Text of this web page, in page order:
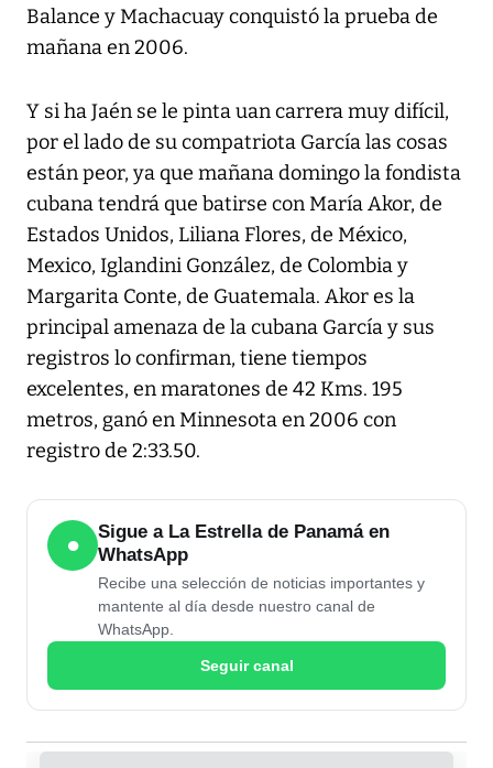
Balance y Machacuay conquistó la prueba de
mañana en 2006.
Y si ha Jaén se le pinta uan carrera muy difícil,
por el lado de su compatriota García las cosas
están peor, ya que mañana domingo la fondista
cubana tendrá que batirse con María Akor, de
Estados Unidos, Liliana Flores, de México,
Mexico, Iglandini González, de Colombia y
Margarita Conte, de Guatemala. Akor es la
principal amenaza de la cubana García y sus
registros lo confirman, tiene tiempos
excelentes, en maratones de 42 Kms. 195
metros, ganó en Minnesota en 2006 con
registro de 2:33.50.
●
Sigue a La Estrella de Panamá en
WhatsApp
Recibe una selección de noticias importantes y
mantente al día desde nuestro canal de
WhatsApp.
Seguir canal